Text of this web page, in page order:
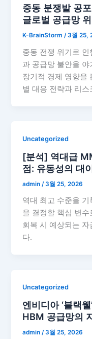
중동 분쟁발 공
글로벌 공급망
K-BrainStorm/3월 25,
중동 전쟁 위기로
과 공급망 불안을
장기적 경제 영향을
별 대응 전략과 리
Uncategorized
[분석] 역대급
점: 유동성의 대
admin /3월 25, 2026
역대 최고 수준을
을 결정할 핵심 변수
회복 시 예상되는 자
다.
Uncategorized
엔비디아 ‘블랙
HBM 공급망의
admin/3월 25, 2026